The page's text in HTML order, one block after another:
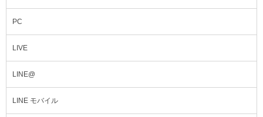
PC
LIVE
LINE@
LINE モバイル